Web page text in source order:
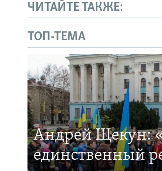
ЧИТАЙТЕ ТАКЖЕ:
ТОП-ТЕМА
Андрей Щекун:
единственный